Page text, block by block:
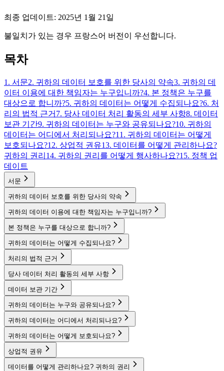
최종 업데이트: 2025년 1월 21일
불일치가 있는 경우 프랑스어 버전이 우선합니다.
목차
1. 서문2. 귀하의 데이터 보호를 위한 당사의 약속3. 귀하의 데
이터 이용에 대한 책임자는 누구입니까?4. 본 정책은 누구를
대상으로 합니까?5. 귀하의 데이터는 어떻게 수집되나요?6. 처
리의 법적 근거 7. 당사 데이터 처리 활동의 세부 사항8. 데이터
보관 기간9. 귀하의 데이터는 누구와 공유되나요?10. 귀하의
데이터는 어디에서 처리되나요?11. 귀하의 데이터는 어떻게
보호되나요?12. 상업적 권유13. 데이터를 어떻게 관리하나요?
귀하의 권리 14. 귀하의 권리를 어떻게 행사하나요?15. 정책 업
데이트
서문
귀하의 데이터 보호를 위한 당사의 약속
귀하의 데이터 이용에 대한 책임자는 누구입니까?
본 정책은 누구를 대상으로 합니까?
귀하의 데이터는 어떻게 수집되나요?
처리의 법적 근거
당사 데이터 처리 활동의 세부 사항
데이터 보관 기간
귀하의 데이터는 누구와 공유되나요?
귀하의 데이터는 어디에서 처리되나요?
귀하의 데이터는 어떻게 보호되나요?
상업적 권유
데이터를 어떻게 관리하나요? 귀하의 권리